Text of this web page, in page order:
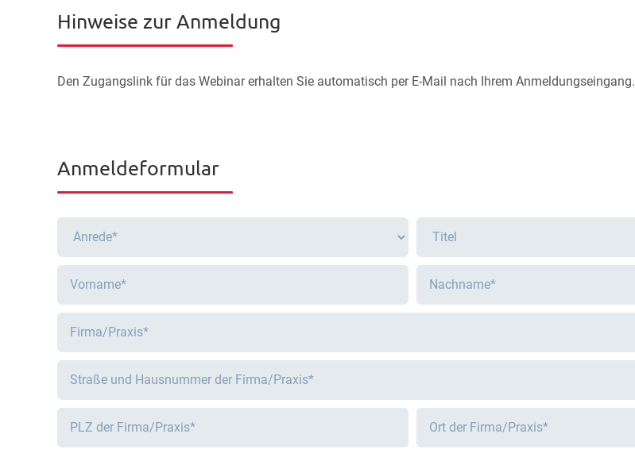
Hinweise zur Anmeldung
Den Zugangslink für das Webinar erhalten Sie automatisch per E-Mail nach Ihrem Anmeldungseingang.
Anmeldeformular